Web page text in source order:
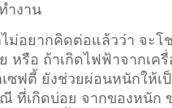
ำงาน
ม่อยากคิดต่อแล้วว่า จะโ
หรือ ถ้าเกิดไฟฟ้าจากเครื่
เซฟตี้ ยังช่วยผ่อนหนักให้เ
ที่เกิดบ่อย จากของหนัก